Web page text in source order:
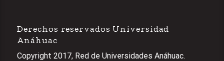
Derechos reservados Universidad
Anáhuac
Copyright 2017, Red de Universidades Anáhuac.